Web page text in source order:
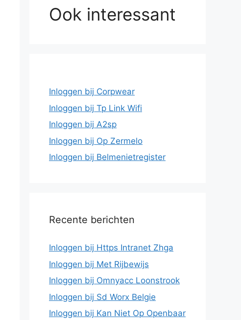
Ook interessant
Inloggen bij Corpwear
Inloggen bij Tp Link Wifi
Inloggen bij A2sp
Inloggen bij Op Zermelo
Inloggen bij Belmenietregister
Recente berichten
Inloggen bij Https Intranet Zhga
Inloggen bij Met Rijbewijs
Inloggen bij Omnyacc Loonstrook
Inloggen bij Sd Worx Belgie
Inloggen bij Kan Niet Op Openbaar